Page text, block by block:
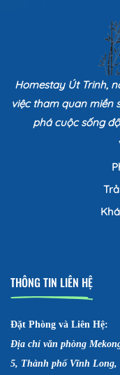
Homestay Út Trinh,
việc tham quan miền
phá cuộc sống
THÔNG TIN LIÊN HỆ
Đặt Phòng và Liên Hệ:
Địa chỉ văn phòng
5, Thành phố Vĩnh